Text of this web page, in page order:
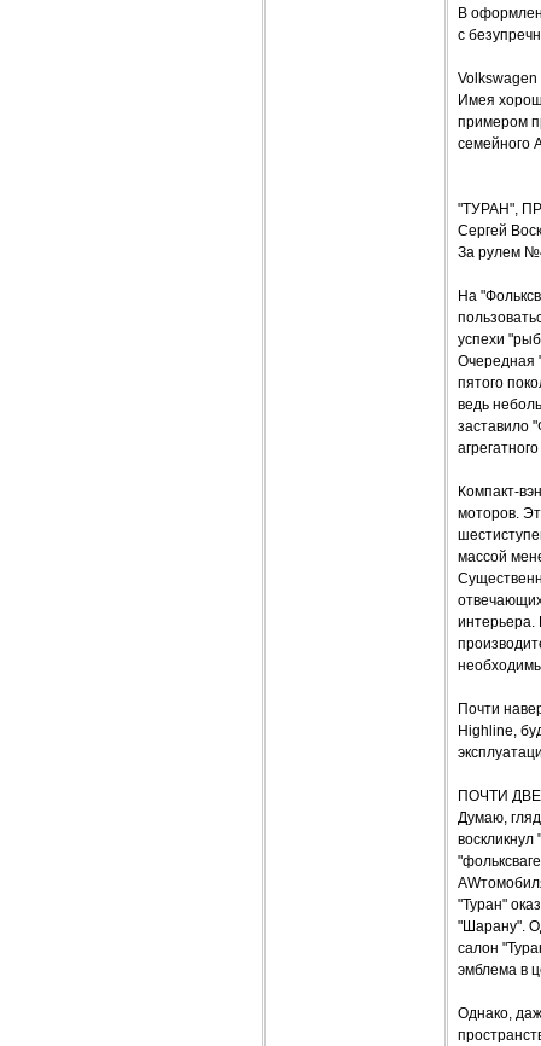
В
с
Имея
примером
семейного
"ТУРАН",
Сергей
За рулем
На
успехи
Очередная
пятого
ведь
заставило
Компакт-
моторов.
массой
интерьера.
Почти
Highline,
ПОЧТИ
Думаю,
"Туран"
"Шарану".
салон
эмблема в
Однако,